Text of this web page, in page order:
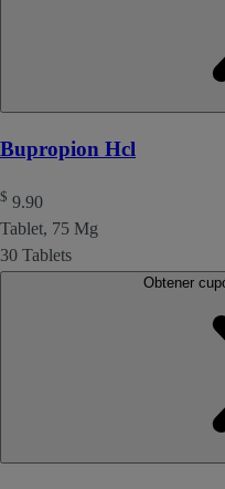
Bupropion Hcl
$ 9.90
Tablet, 75 Mg
30 Tablets